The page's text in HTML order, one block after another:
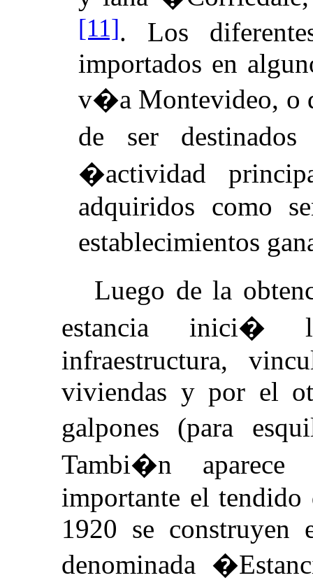
[11]. Los
importados en
v�a Montevideo, o
de ser
�actividad
adquiridos como
establecimientos
Luego de la
estancia inici�
infraestructura,
viviendas y por el
galpones (para
Tambi�n
importante el tendido
1920 se construyen
denominada